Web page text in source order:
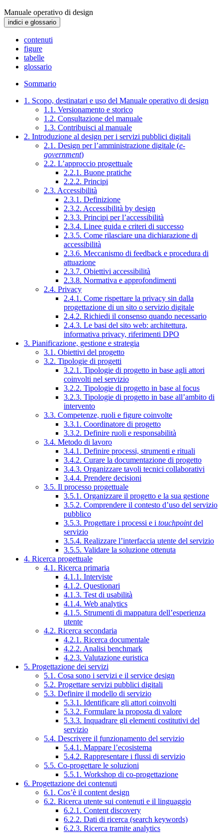
Manuale operativo di design
indici e glossario
contenuti
figure
tabelle
glossario
Sommario
1. Scopo, destinatari e uso del Manuale operativo di design
1.1. Versionamento e storico
1.2. Consultazione del manuale
1.3. Contribuisci al manuale
2. Introduzione al design per i servizi pubblici digitali
2.1. Design per l’amministrazione digitale (e-
government)
2.2. L’approccio progettuale
2.2.1. Buone pratiche
2.2.2. Principi
2.3. Accessibilità
2.3.1. Definizione
2.3.2. Accessibilità by design
2.3.3. Principi per l’accessibilità
2.3.4. Linee guida e criteri di successo
2.3.5. Come rilasciare una dichiarazione di
accessibilità
2.3.6. Meccanismo di feedback e procedura di
attuazione
2.3.7. Obiettivi accessibilità
2.3.8. Normativa e approfondimenti
2.4. Privacy
2.4.1. Come rispettare la privacy sin dalla
progettazione di un sito o servizio digitale
2.4.2. Richiedi il consenso quando necessario
2.4.3. Le basi del sito web: architettura,
informativa privacy, riferimenti DPO
3. Pianificazione, gestione e strategia
3.1. Obiettivi del progetto
3.2. Tipologie di progetti
3.2.1. Tipologie di progetto in base agli attori
coinvolti nel servizio
3.2.2. Tipologie di progetto in base al focus
3.2.3. Tipologie di progetto in base all’ambito di
intervento
3.3. Competenze, ruoli e figure coinvolte
3.3.1. Coordinatore di progetto
3.3.2. Definire ruoli e responsabilità
3.4. Metodo di lavoro
3.4.1. Definire processi, strumenti e rituali
3.4.2. Curare la documentazione di progetto
3.4.3. Organizzare tavoli tecnici collaborativi
3.4.4. Prendere decisioni
3.5. Il processo progettuale
3.5.1. Organizzare il progetto e la sua gestione
3.5.2. Comprendere il contesto d’uso del servizio
pubblico
3.5.3. Progettare i processi e i touchpointdel
servizio
3.5.4. Realizzare l’interfaccia utente del servizio
3.5.5. Validare la soluzione ottenuta
4. Ricerca progettuale
4.1. Ricerca primaria
4.1.1. Interviste
4.1.2. Questionari
4.1.3. Test di usabilità
4.1.4. Web analytics
4.1.5. Strumenti di mappatura dell’esperienza
utente
4.2. Ricerca secondaria
4.2.1. Ricerca documentale
4.2.2. Analisi benchmark
4.2.3. Valutazione euristica
5. Progettazione dei servizi
5.1. Cosa sono i servizi e il service design
5.2. Progettare servizi pubblici digitali
5.3. Definire il modello di servizio
5.3.1. Identificare gli attori coinvolti
5.3.2. Formulare la proposta di valore
5.3.3. Inquadrare gli elementi costitutivi del
servizio
5.4. Descrivere il funzionamento del servizio
5.4.1. Mappare l’ecosistema
5.4.2. Rappresentare i flussi di servizio
5.5. Co-progettare le soluzioni
5.5.1. Workshop di co-progettazione
6. Progettazione dei contenuti
6.1. Cos’è il content design
6.2. Ricerca utente sui contenuti e il linguaggio
6.2.1. Content discovery
6.2.2. Dati di ricerca (search keywords)
6.2.3. Ricerca tramite analytics